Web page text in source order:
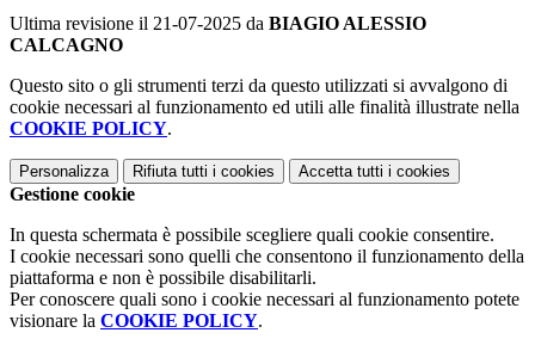
Ultima revisione il 21-07-2025 da BIAGIO ALESSIO
CALCAGNO
Questo sito o gli strumenti terzi da questo utilizzati si avvalgono di
cookie necessari al funzionamento ed utili alle finalità illustrate nella
COOKIE POLICY.
Personalizza Rifiuta tutti i cookies Accetta tutti i cookies
Gestione cookie
In questa schermata è possibile scegliere quali cookie consentire.
I cookie necessari sono quelli che consentono il funzionamento della
piattaforma e non è possibile disabilitarli.
Per conoscere quali sono i cookie necessari al funzionamento potete
visionare la COOKIE POLICY.